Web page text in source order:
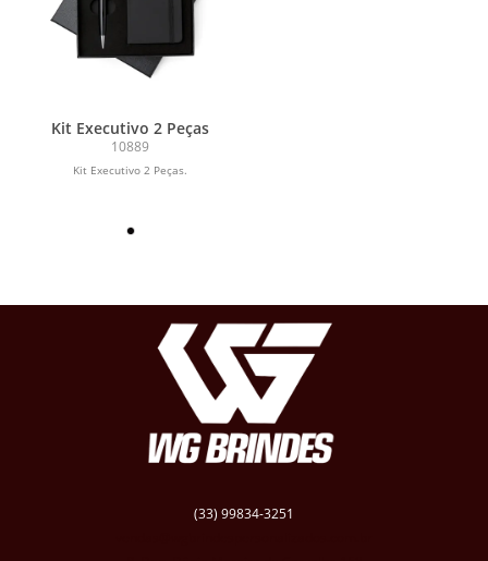
Kit Executivo 2 Peças
10889
Kit Executivo 2 Peças.
(33) 99834-3251